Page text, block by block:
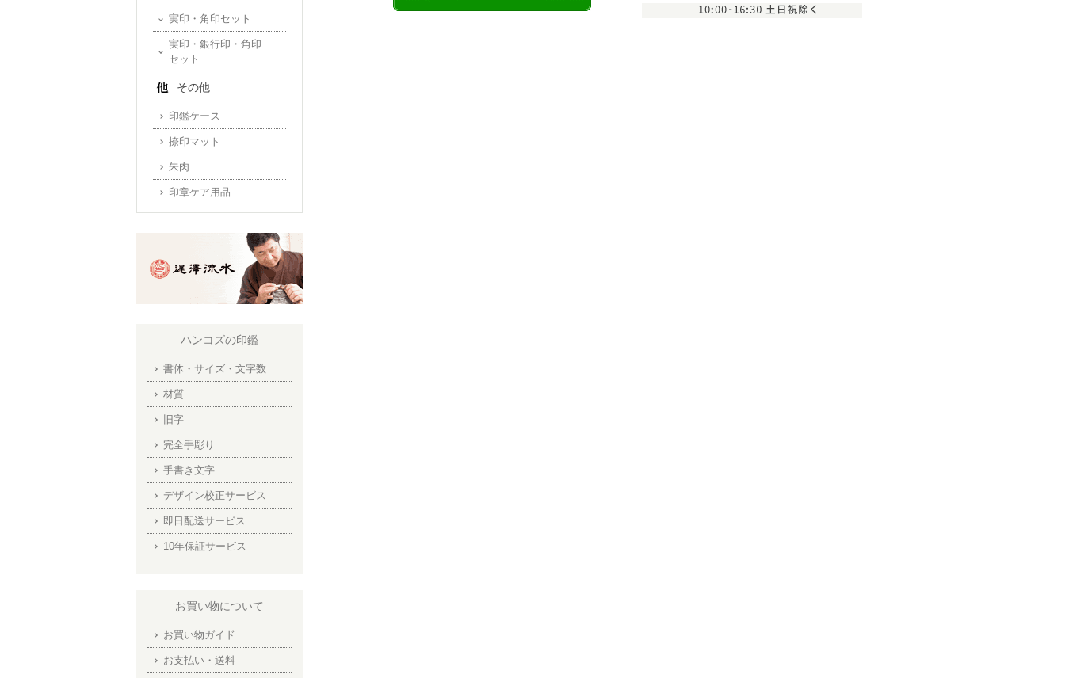
実印・角印セット
実印・銀行印・角印
セット
その他
印鑑ケース
捺印マット
朱肉
印章ケア用品
ハンコズの印鑑
書体・サイズ・文字数
材質
旧字
完全手彫り
手書き文字
デザイン校正サービス
即日配送サービス
10年保証サービス
お買い物について
お買い物ガイド
お支払い・送料